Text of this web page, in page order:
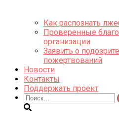
Как распознать
Проверенные
организации
Заявить о
пожертвований
Новости
Контакты
Поддержать проект
Найти: